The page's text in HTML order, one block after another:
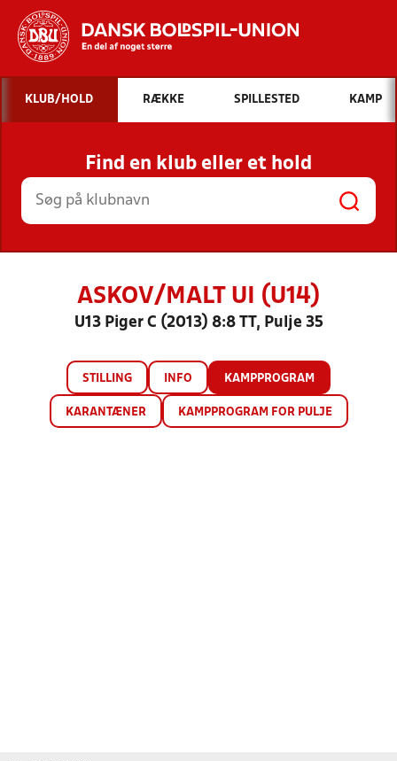
Hvad vil du søge efter?
INDHOLD OG NYHEDER
STILLINGER, RESULTATER, KLUBBER OG
HOLD
KLUB/HOLD RÆKKE SPILLESTED KAMP
Find en klub eller et hold
ASKOV/MALT UI (U14)
U13 Piger C (2013) 8:8 TT, Pulje 35
STILLING INFO KAMPPROGRAM
KARANTÆNER KAMPPROGRAM FOR PULJE